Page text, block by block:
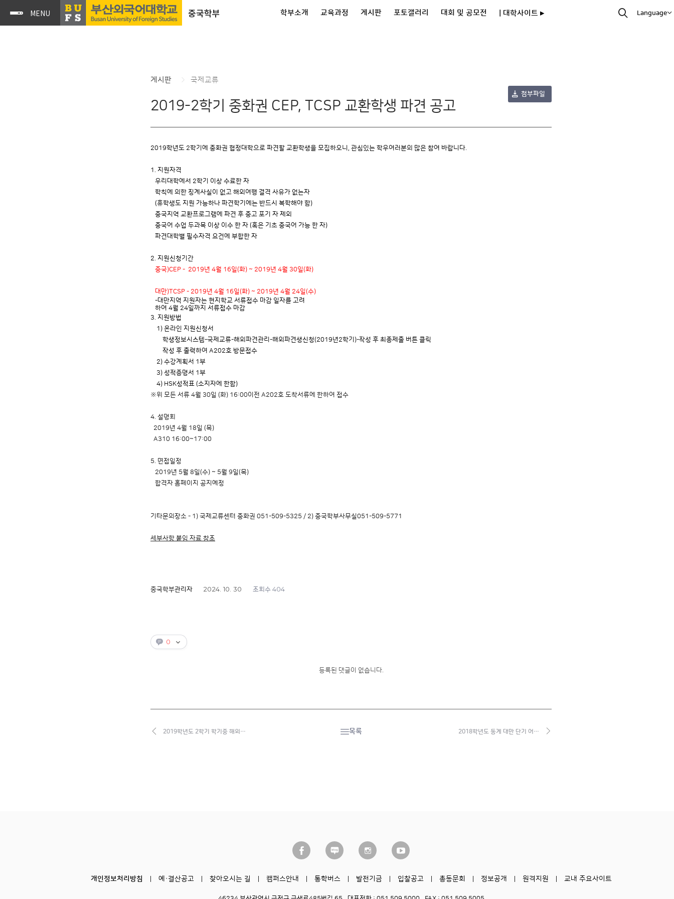
중국학부 학부소개 교육과정 게시판 포토갤러리 대회 및 공모전 | 대학사이트 ▸ Language
게시판 국제교류
2019-2학기 중화권 CEP, TCSP 교환학생 파견 공고
첨부파일
2019학년도 2학기에 중화권 협정대학으로 파견할 교환학생을 모집하오니, 관심있는 학우여러분의 많은 참여 바랍니다.
1. 지원자격
우리대학에서 2학기 이상 수료한 자
학칙에 의한 징계사실이 없고 해외여행 결격 사유가 없는자
(휴학생도 지원 가능하나 파견학기에는 반드시 복학해야 함)
중국지역 교환프로그램에 파견 후 중고 포기 자 제외
중국어 수업 두과목 이상 이수 한 자 (혹은 기초 중국어 가능 한 자)
파견대학별 필수자격 요건에 부합한 자
2. 지원신청기간
중국)CEP - 2019년 4월 16일(화) ~ 2019년 4월 30일(화)
대만)TCSP - 2019년 4월 16일(화) ~ 2019년 4월 24일(수)
-대만지역 지원자는 현지학교 서류접수 마감 일자를 고려
하여 4월 24일까지 서류접수 마감
3. 지원방법
1) 온라인 지원신청서
학생정보시스템-국제교류-해외파견관리-해외파견생신청(2019년2학기)-작성 후 최종제출 버튼 클릭
작성 후 출력하여 A202호 방문접수
2) 수강계획서 1부
3) 성적증명서 1부
4) HSK성적표 (소지자에 한함)
※위 모든 서류 4월 30일 (화) 16:00이전 A202호 도착서류에 한하여 접수
4. 설명회
2019년 4월 18일 (목)
A310 16:00~17:00
5. 면접일정
2019년 5월 8일(수) ~ 5월 9일(목)
합격자 홈페이지 공지예정
기타문의장소 - 1) 국제교류센터 중화권 051-509-5325 / 2) 중국학부사무실051-509-5771
세부사항 붙임 자료 참조
중국학부관리자 2024. 10. 30 조회수 404
0
등록된 댓글이 없습니다.
2019학년도 2학기 학기중 해외… 목록 2018학년도 동계 대만 단기 어…
개인정보처리방침 예·결산공고 찾아오시는 길 캠퍼스안내 통학버스 발전기금 입찰공고 총동문회 정보공개 원격지원 교내 주요사이트